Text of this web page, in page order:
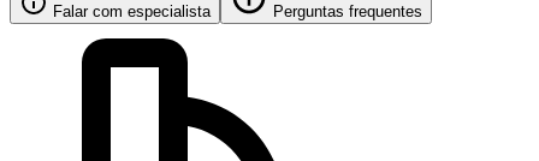
Falar com especialista Perguntas frequentes